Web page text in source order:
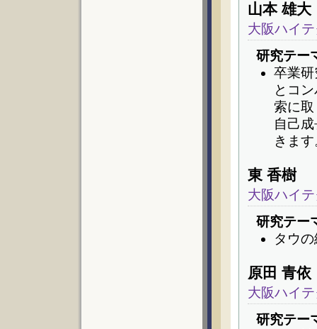
山本 雄大
大阪ハイ
研究テー
卒業
とコ
索に
自己
きま
東 香樹
大阪ハイ
研究テー
タウ
原田 青依
大阪ハイ
研究テー